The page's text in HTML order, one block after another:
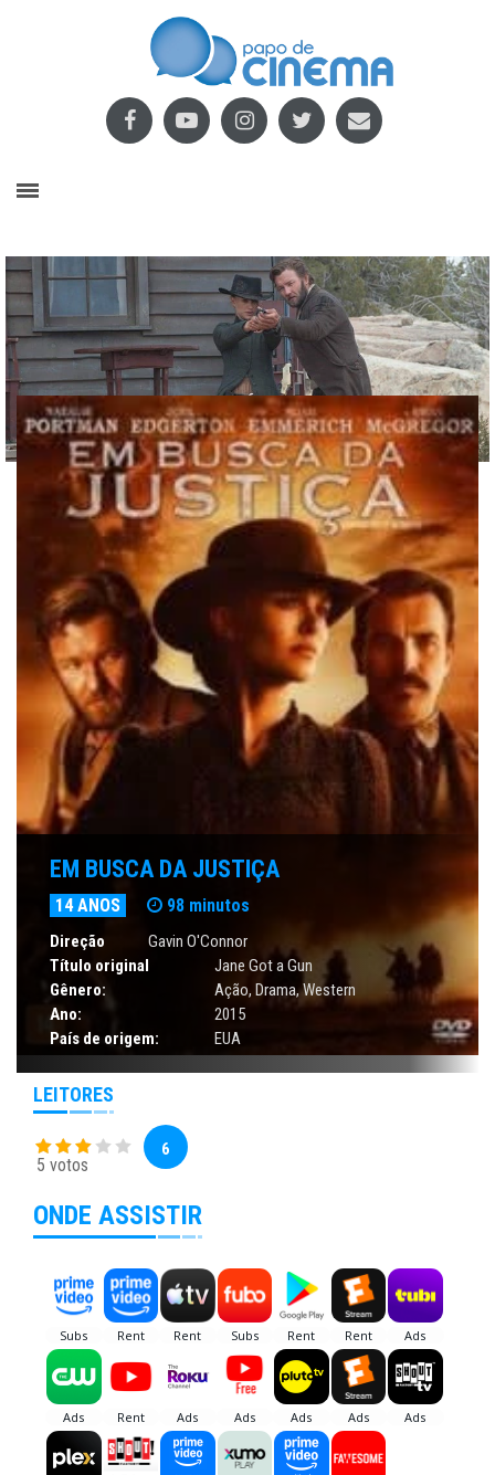
EM BUSCA DA JUSTIÇA
14 ANOS 98 minutos
Direção
Gavin O'Connor
Título original
Jane Got a Gun
Gênero:
Ação, Drama,Western
Ano:
2015
País de origem:
EUA
LEITORES
5 votos
6
ONDE ASSISTIR